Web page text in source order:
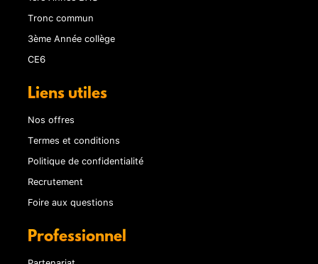
Tronc commun
3ème Année collège
CE6
Liens utiles
Nos offres
Termes et conditions
Politique de confidentialité
Recrutement
Foire aux questions
Professionnel